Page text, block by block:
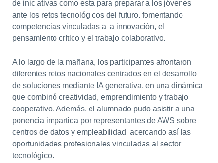
de iniciativas como esta para preparar a los jóvenes
ante los retos tecnológicos del futuro, fomentando
competencias vinculadas a la innovación, el
pensamiento crítico y el trabajo colaborativo.
A lo largo de la mañana, los participantes afrontaron
diferentes retos nacionales centrados en el desarrollo
de soluciones mediante IA generativa, en una dinámica
que combinó creatividad, emprendimiento y trabajo
cooperativo. Además, el alumnado pudo asistir a una
ponencia impartida por representantes de AWS sobre
centros de datos y empleabilidad, acercando así las
oportunidades profesionales vinculadas al sector
tecnológico.